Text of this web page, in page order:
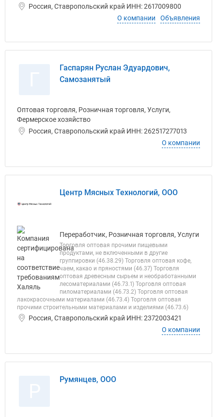
Россия, Ставропольский край ИНН: 2617009800
О компании
Объявления
Гаспарян Руслан Эдуардович,
Самозанятый
Оптовая торговля, Розничная торговля, Услуги,
Фермерское хозяйство
Россия, Ставропольский край ИНН: 262517277013
О компании
Центр Мясных Технологий, ООО
Переработчик, Розничная торговля, Услуги
Торговля оптовая прочими пищевыми
продуктами, не включенными в другие
группировки (46.38.29) Торговля оптовая кофе,
чаем, какао и пряностями (46.37) Торговля
оптовая древесным сырьем и необработанными
лесоматериалами (46.73.1) Торговля оптовая
пиломатериалами (46.73.2) Торговля оптовая
лакокрасочными материалами (46.73.4) Торговля оптовая
прочими строительными материалами и изделиями (46.73.6)
Россия, Ставропольский край ИНН: 2372003421
О компании
Румянцев, ООО